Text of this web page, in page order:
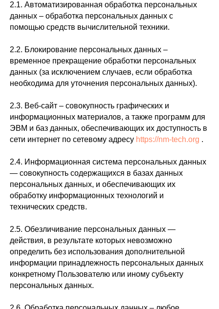
2.1. Автоматизированная обработка персональных
данных – обработка персональных данных с
помощью средств вычислительной техники.
2.2. Блокирование персональных данных –
временное прекращение обработки персональных
данных (за исключением случаев, если обработка
необходима для уточнения персональных данных).
2.3. Веб-сайт – совокупность графических и
информационных материалов, а также программ для
ЭВМ и баз данных, обеспечивающих их доступность в
сети интернет по сетевому адресу https://nm-tech.org .
2.4. Информационная система персональных данных
— совокупность содержащихся в базах данных
персональных данных, и обеспечивающих их
обработку информационных технологий и
технических средств.
2.5. Обезличивание персональных данных —
действия, в результате которых невозможно
определить без использования дополнительной
информации принадлежность персональных данных
конкретному Пользователю или иному субъекту
персональных данных.